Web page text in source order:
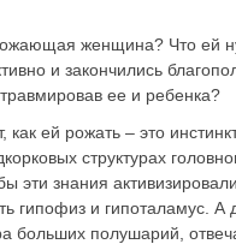
женщина? Что ей
и закончились
ее и ребенка?
ей рожать – это
структурах
эти знания
гипофиз и гипоталамус. А
больших полушарий,